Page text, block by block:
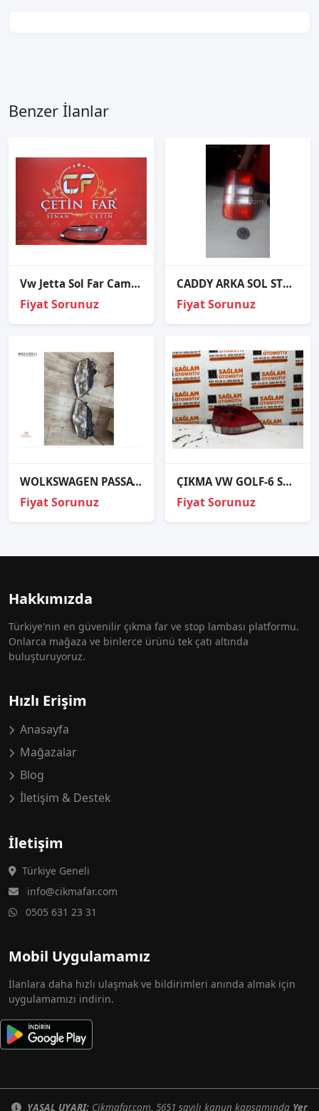
Benzer İlanlar
Vw Jetta Sol Far Cami Sıfır 2012
Fiyat Sorunuz
CADDY ARKA SOL STOP VE CADDY TÜM ORJİNAL YEDEK PARÇALAR
Fiyat Sorunuz
WOLKSWAGEN PASSAT FAR 2005-SAĞ-SOL TAKIM,.
Fiyat Sorunuz
ÇIKMA VW GOLF-6 SW SAĞ ARKA STOP 1K9945096
Fiyat Sorunuz
Hakkımızda
Türkiye'nin en güvenilir çıkma far ve stop lambası platformu.
Onlarca mağaza ve binlerce ürünü tek çatı altında
buluşturuyoruz.
Hızlı Erişim
Anasayfa
Mağazalar
Blog
İletişim & Destek
İletişim
Türkiye Geneli
info@cikmafar.com
0505 631 23 31
Mobil Uygulamamız
İlanlara daha hızlı ulaşmak ve bildirimleri anında almak için
uygulamamızı indirin.
YASAL UYARI: Cikmafar.com, 5651 sayılı kanun kapsamında Yer